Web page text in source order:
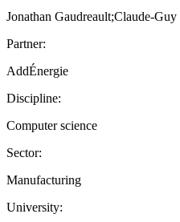
Jonathan Gaudreault;Claude-
Partner:
AddÉnergie
Discipline:
Computer science
Sector:
Manufacturing
University: